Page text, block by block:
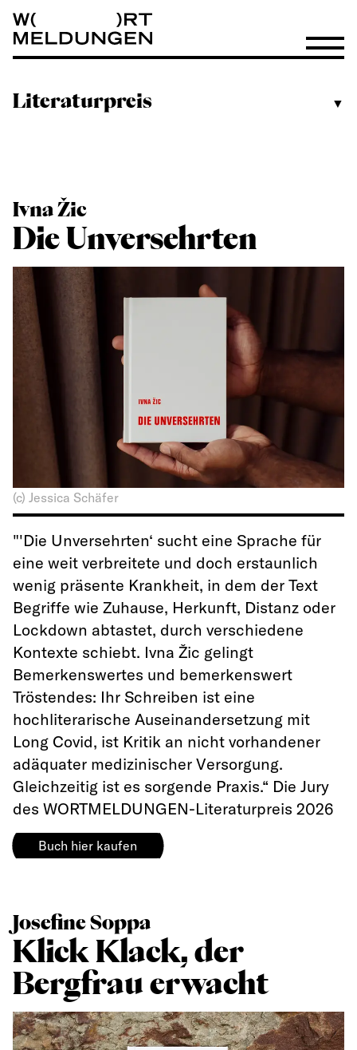
Wortmeldungen
Literaturpreis ▼
Ivna Žic
Die Unversehrten
(c) Jessica Schäfer
"'Die Unversehrten‘ sucht eine Sprache für
eine weit verbreitete und doch erstaunlich
wenig präsente Krankheit, in dem der Text
Begriffe wie Zuhause, Herkunft, Distanz oder
Lockdown abtastet, durch verschiedene
Kontexte schiebt. Ivna Žic gelingt
Bemerkenswertes und bemerkenswert
Tröstendes: Ihr Schreiben ist eine
hochliterarische Auseinandersetzung mit
Long Covid, ist Kritik an nicht vorhandener
adäquater medizinischer Versorgung.
Gleichzeitig ist es sorgende Praxis.“ Die Jury
des WORTMELDUNGEN-Literaturpreis 2026
Buch hier kaufen
Josefine Soppa
Klick Klack, der
Bergfrau erwacht